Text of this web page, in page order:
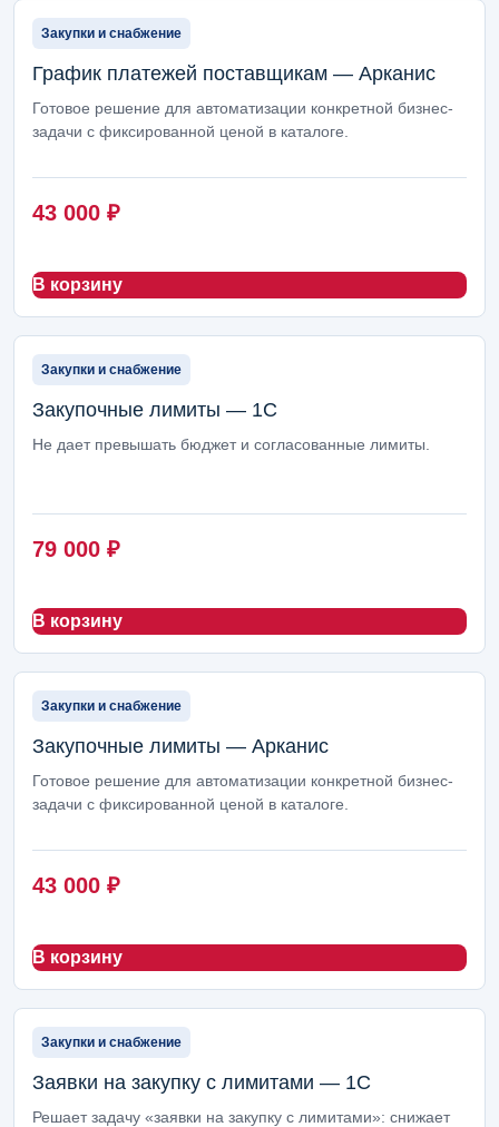
Закупки и снабжение
График платежей поставщикам — Арканис
Готовое решение для автоматизации конкретной бизнес-
задачи с фиксированной ценой в каталоге.
43 000 ₽
В корзину
Закупки и снабжение
Закупочные лимиты — 1С
Не дает превышать бюджет и согласованные лимиты.
79 000 ₽
В корзину
Закупки и снабжение
Закупочные лимиты — Арканис
Готовое решение для автоматизации конкретной бизнес-
задачи с фиксированной ценой в каталоге.
43 000 ₽
В корзину
Закупки и снабжение
Заявки на закупку с лимитами — 1С
Решает задачу «заявки на закупку с лимитами»: снижает